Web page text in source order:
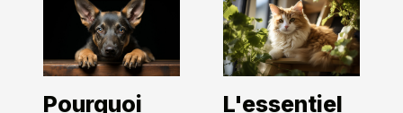
Pourquoi
L'essentiel